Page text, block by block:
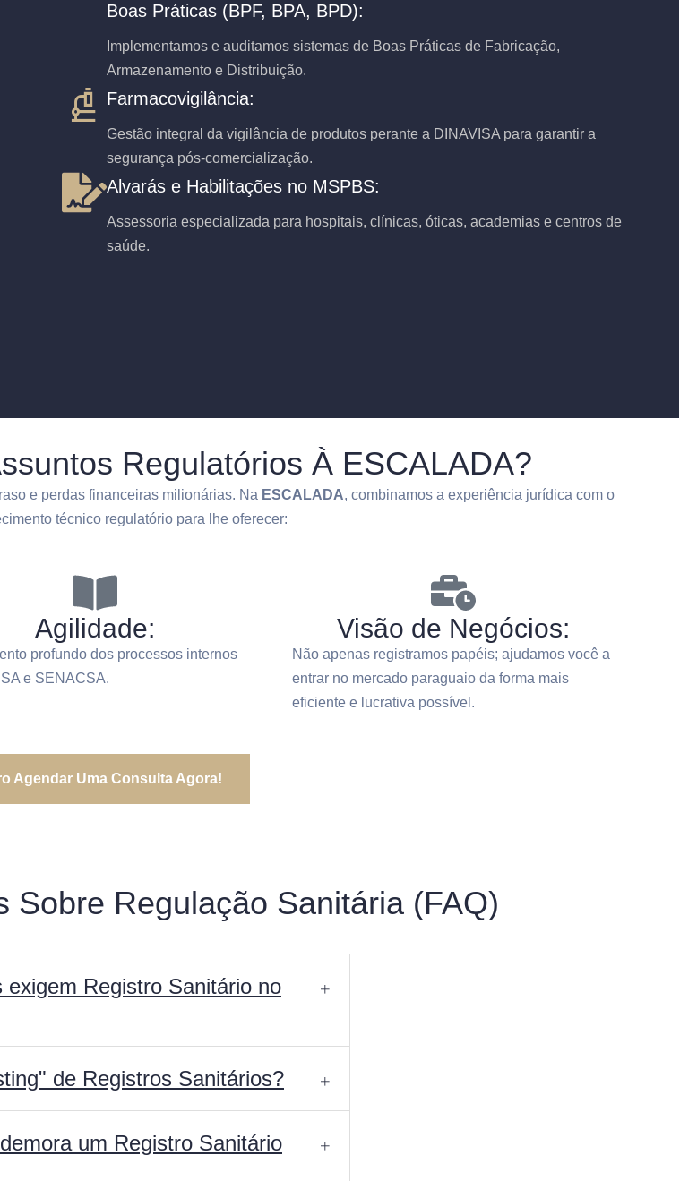
Boas Práticas (BPF, BPA, BPD):
Implementamos e auditamos sistemas de Boas Práticas de Fabricação,
Armazenamento e Distribuição.
Farmacovigilância:
Gestão integral da vigilância de produtos perante a DINAVISA para garantir a
segurança pós-comercialização.
Alvarás e Habilitações no MSPBS:
Assessoria especializada para hospitais, clínicas, óticas, academias e centros de
saúde.
Regulatórios À ESCALADA?
e perdas financeiras milionárias. Na ESCALADA, combinamos a experiência jurídica com o
técnico regulatório para lhe oferecer:
Agilidade:
profundo dos processos internos
e SENACSA.
Visão de Negócios:
Não apenas registramos papéis; ajudamos você a
entrar no mercado paraguaio da forma mais
eficiente e lucrativa possível.
Agendar Uma Consulta Agora!
Sobre Regulação Sanitária (FAQ)
exigem Registro Sanitário no
de Registros Sanitários?
um Registro Sanitário